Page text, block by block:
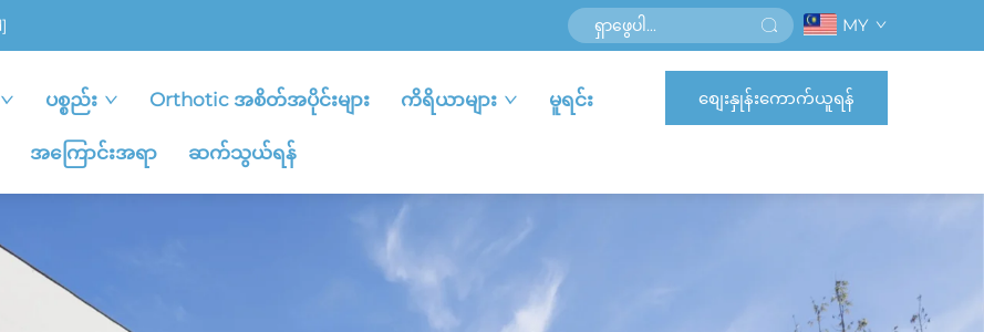
MY
ပစ္စည်း Orthotic အစိတ်အပိုင်းများ ကိရိယာများ မူရင်း
အကြောင်းအရာ ဆက်သွယ်ရန်
စျေးနှုန်းကောက်ယူရန်